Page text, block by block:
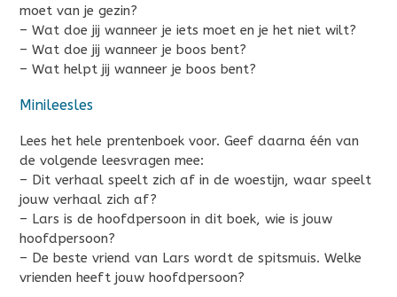
moet van je gezin?
– Wat doe jij wanneer je iets moet en je het niet wilt?
– Wat doe jij wanneer je boos bent?
– Wat helpt jij wanneer je boos bent?
Minileesles
Lees het hele prentenboek voor. Geef daarna één van
de volgende leesvragen mee:
– Dit verhaal speelt zich af in de woestijn, waar speelt
jouw verhaal zich af?
– Lars is de hoofdpersoon in dit boek, wie is jouw
hoofdpersoon?
– De beste vriend van Lars wordt de spitsmuis. Welke
vrienden heeft jouw hoofdpersoon?